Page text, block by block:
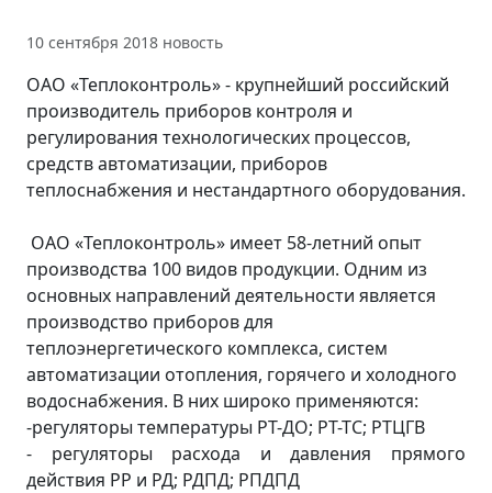
10 сентября 2018 новость
ОАО «Теплоконтроль» - крупнейший российский
производитель приборов контроля и
регулирования технологических процессов,
средств автоматизации, приборов
теплоснабжения и нестандартного оборудования.
ОАО «Теплоконтроль» имеет 58-летний опыт
производства 100 видов продукции. Одним из
основных направлений деятельности является
производство приборов для
теплоэнергетического комплекса, систем
автоматизации отопления, горячего и холодного
водоснабжения. В них широко применяются:
-регуляторы температуры РТ-ДО; РТ-ТС; РТЦГВ
- регуляторы расхода и давления прямого
действия РР и РД; РДПД; РПДПД